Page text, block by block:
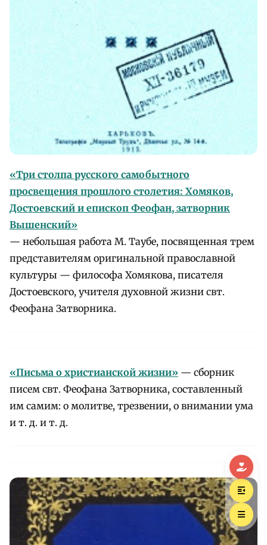
«Три столпа русского самобытного
просвещения прошлого столетия: Хомяков,
Достоевский и епископ Феофан, затворник
Вышенский»
— небольшая работа М. Таубе, посвященная трем
представителям оригинальной православной
культуры — философа Хомякова, писателя
Достоевского, учителя духовной жизни свт.
Феофана Затворника.
«Письма о христианской жизни» — сборник
писем свт. Феофана Затворника, составленный
им самим: о молитве, трезвении, о внимании ума
и т. д. и т. д.